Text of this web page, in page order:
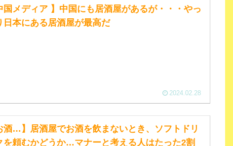
国メディア 】中国にも居酒屋があるが・・・やっ
日本にある居酒屋が最高だ
2024.02.28
酒…】居酒屋でお酒を飲まないとき、ソフトドリ
を頼むかどうか…マナーと考える人はたった2割